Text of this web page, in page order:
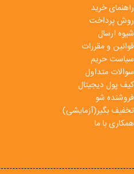
راهنمای خرید
روش پرداخت
شیوه ارسال
قوانین و مقررات
سیاست حریم
سوالات متداول
کیف پول دیجیتال
فروشنده شو
تخفیف بگیر(آزمایشی)
همکاری با ما